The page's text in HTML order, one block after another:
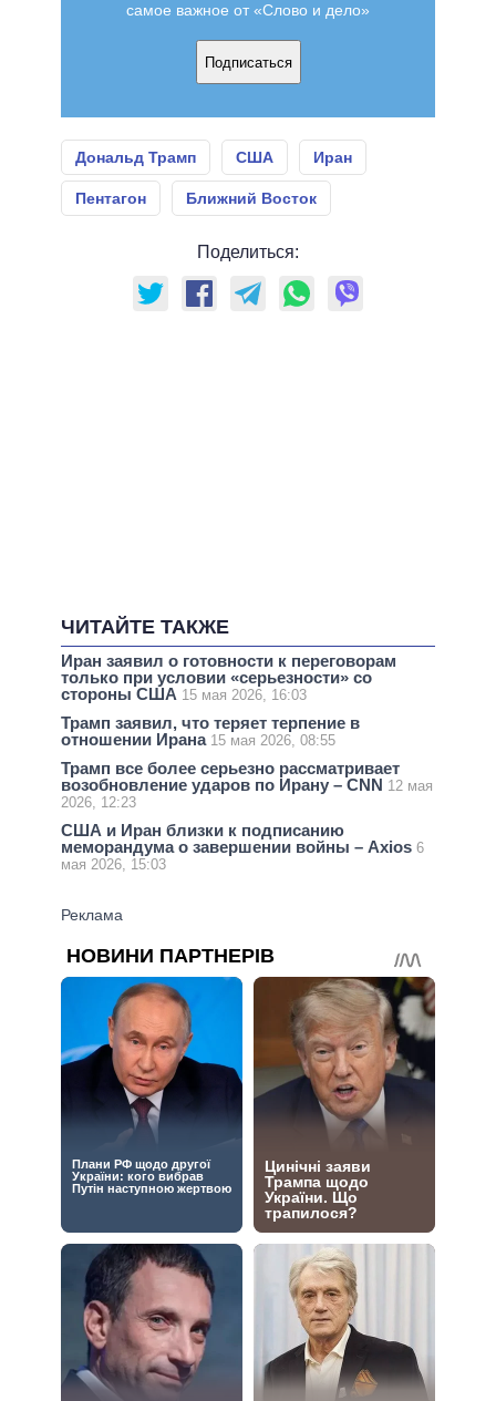
самое важное от «Слово и дело»
Подписаться
Дональд Трамп США Иран
Пентагон Ближний Восток
Поделиться:
ЧИТАЙТЕ ТАКЖЕ
Иран заявил о готовности к переговорам
только при условии «серьезности» со
стороны США 15 мая 2026, 16:03
Трамп заявил, что теряет терпение в
отношении Ирана 15 мая 2026, 08:55
Трамп все более серьезно рассматривает
возобновление ударов по Ирану – CNN 12 мая
2026, 12:23
США и Иран близки к подписанию
меморандума о завершении войны – Axios 6
мая 2026, 15:03